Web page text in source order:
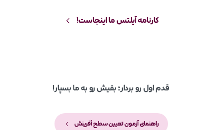
کارنامه آیلتس ما اینجاست!
قدم اول رو بردار؛ بقیش رو به ما بسپار!
راهنمای آزمون تعیین سطح آفرینش